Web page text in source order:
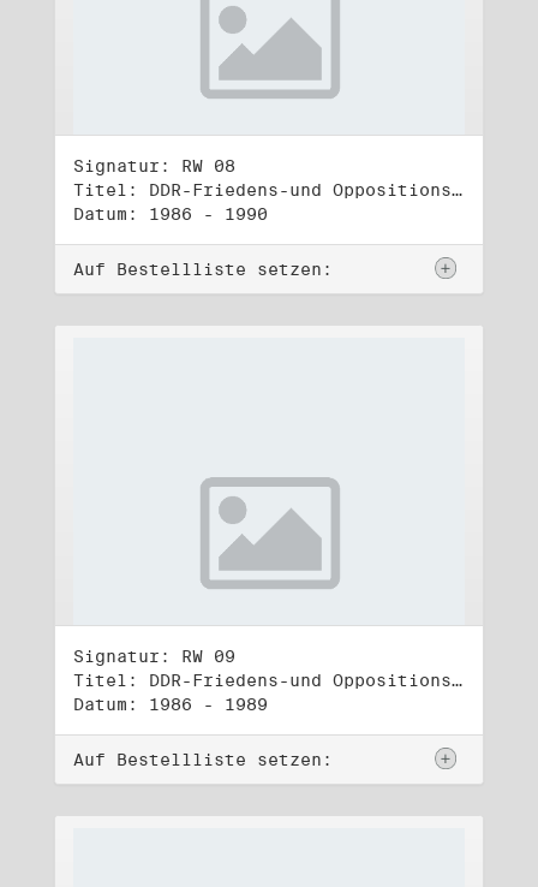
Signatur: RW 08
Titel: DDR-Friedens-und Oppositionsbewegung (1)
Datum: 1986 - 1990
Auf Bestellliste setzen:
Signatur: RW 09
Titel: DDR-Friedens-und Oppositionsbewegung (2)
Datum: 1986 - 1989
Auf Bestellliste setzen: